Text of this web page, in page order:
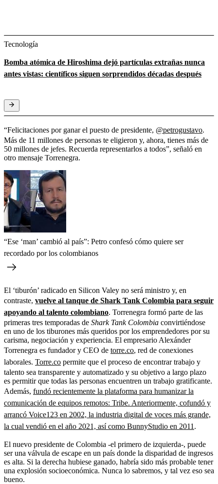
Tecnología
Bomba atómica de Hiroshima dejó partículas extrañas nunca
antes vistas: científicos siguen sorprendidos décadas después
“Felicitaciones por ganar el puesto de presidente, @petrogustavo.
Más de 11 millones de personas te eligieron y, ahora, tienes más de
50 millones de jefes. Recuerda representarlos a todos”, señaló en
otro mensaje Torrenegra.
“Ese ‘man’ cambió al país”: Petro confesó cómo quiere ser
recordado por los colombianos
El ‘tiburón’ radicado en Silicon Valey no será ministro y, en
contraste, vuelve al tanque de Shark Tank Colombia para seguir
apoyando al talento colombiano. Torrenegra formó parte de las
primeras tres temporadas de Shark Tank Colombia convirtiéndose
en uno de los tiburones más queridos por los emprendedores por su
carisma, negociación y experiencia. El empresario Alexánder
Torrenegra es fundador y CEO de torre.co, red de conexiones
laborales. Torre.co permite que el proceso de encontrar trabajo y
talento sea transparente y automatizado y su objetivo a largo plazo
es permitir que todas las personas encuentren un trabajo gratificante.
Además, fundó recientemente la plataforma para humanizar la
comunicación de equipos remotos: Tribe. Anteriormente, cofundó y
arrancó Voice123 en 2002, la industria digital de voces más grande,
la cual vendió en el año 2021, así como BunnyStudio en 2011 .
El nuevo presidente de Colombia -el primero de izquierda-, puede
ser una válvula de escape en un país donde la disparidad de ingresos
es alta. Si la derecha hubiese ganado, habría sido más probable tener
una explosión socioeconómica. Nunca lo sabremos, y tal vez eso sea
bueno.